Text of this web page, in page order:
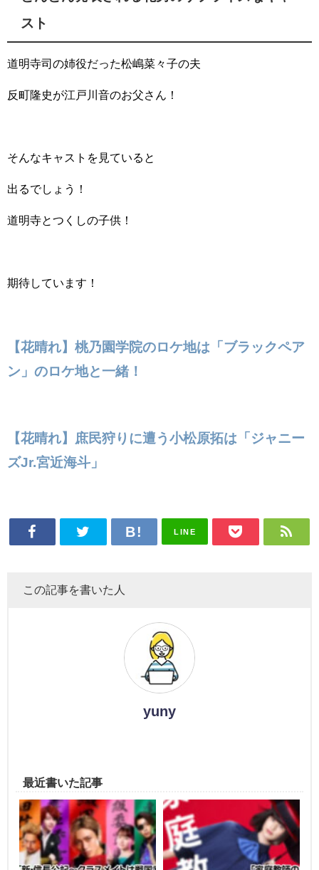
スト
道明寺司の姉役だった松嶋菜々子の夫
反町隆史が江戸川音のお父さん！
そんなキャストを見ていると
出るでしょう！
道明寺とつくしの子供！
期待しています！
【花晴れ】桃乃園学院のロケ地は「ブラックペア
ン」のロケ地と一緒！
【花晴れ】庶民狩りに遭う小松原拓は「ジャニー
ズJr.宮近海斗」
LINE
この記事を書いた人
yuny
最近書いた記事